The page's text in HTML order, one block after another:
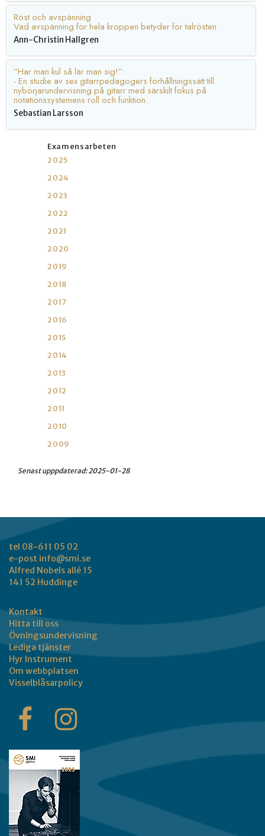
Röst och avspänning
Vad avspänning för hela kroppen betyder för talrösten
Ann-Christin Hallgren
”Har man kul så lär man sig!”:
- En studie av sex gitarrpedagogers förhållningssätt till
nybörjarundervisning på gitarr med särskilt fokus på
notationssystemens roll och funktion.
Sebastian Larsson
Examensarbeten
2025
2024
2023
2022
2021
2020
2019
2018
2017
2016
2015
2014
2013
2012
2011
2010
2009
Senast upppdaterad:2025-01-28
tel 08-611 05 02
e-post info@smi.se
Alfred Nobels allé 15
141 52 Huddinge
Kontakt
Hitta till oss
Övningsundervisning
Lediga tjänster
Hyr Instrument
Om webbplatsen
Visselblåsarpolicy